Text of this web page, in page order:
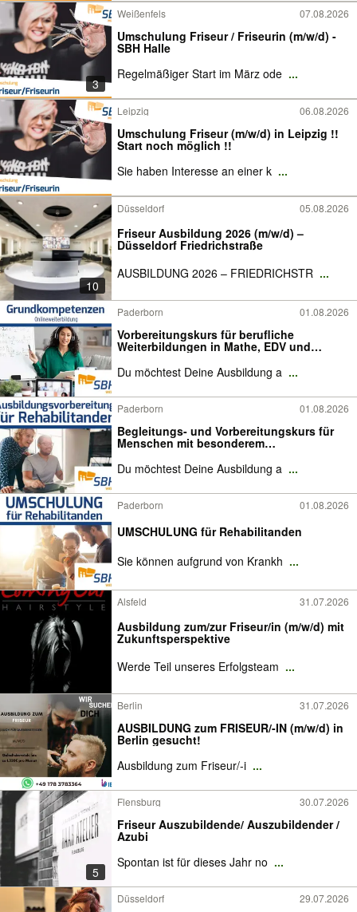
3
Weißenfels 07.08.2026
Umschulung Friseur / Friseurin (m/w/d) -
SBH Halle
Regelmäßiger Start im März ode ...
Leipzig 06.08.2026
Umschulung Friseur (m/w/d) in Leipzig !!
Start noch möglich !!
Sie haben Interesse an einer k ...
10
Düsseldorf 05.08.2026
Friseur Ausbildung 2026 (m/w/d) –
Düsseldorf Friedrichstraße
AUSBILDUNG 2026 – FRIEDRICHSTR ...
Paderborn 01.08.2026
Vorbereitungskurs für berufliche
Weiterbildungen in Mathe, EDV und
Du möchtest Deine Ausbildung a ...
Paderborn 01.08.2026
Begleitungs- und Vorbereitungskurs für
Menschen mit besonderem
Du möchtest Deine Ausbildung a ...
Paderborn 01.08.2026
UMSCHULUNG für Rehabilitanden
Sie können aufgrund von Krankh ...
Alsfeld 31.07.2026
Ausbildung zum/zur Friseur/in (m/w/d) mit
Zukunftsperspektive
Werde Teil unseres Erfolgsteam ...
Berlin 31.07.2026
AUSBILDUNG zum FRISEUR/-IN (m/w/d) in
Berlin gesucht!
Ausbildung zum Friseur/-i ...
5
Flensburg 30.07.2026
Friseur Auszubildende/ Auszubildender /
Azubi
Spontan ist für dieses Jahr no ...
Düsseldorf 29.07.2026